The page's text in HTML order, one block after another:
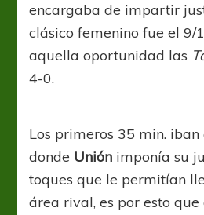
encargaba de impartir
clásico femenino fue el 9/
aquella oportunidad las
4-0.
Los primeros 35 min. iban
donde Unión imponía su
toques que le permitían
área rival, es por esto